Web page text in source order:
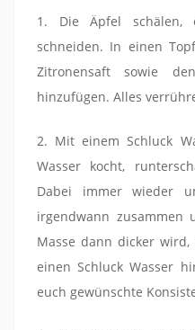
1. Die Äpfel schälen,
schneiden. In einen
Zitronensaft sowie
hinzufügen. Alles
2. Mit einem Schluck
Wasser kocht,
Dabei immer wieder
irgendwann zusammen
Masse dann dicker
einen Schluck Wasser
euch gewünschte